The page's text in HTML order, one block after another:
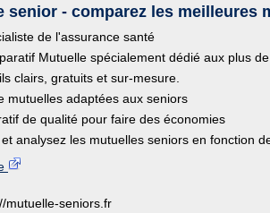
senior - comparez les meilleures
de l'assurance santé
Mutuelle spécialement dédié aux plus
clairs, gratuits et sur-mesure.
mutuelles adaptées aux seniors
de qualité pour faire des économies
analysez les mutuelles seniors en fonction
mutuelle-seniors.fr